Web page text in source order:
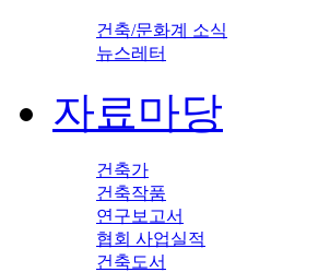
건축/문화계 소식
뉴스레터
자료마당
건축가
건축작품
연구보고서
협회 사업실적
건축도서